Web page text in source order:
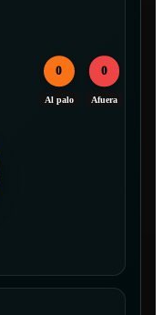
0
Al palo
0
Afuera